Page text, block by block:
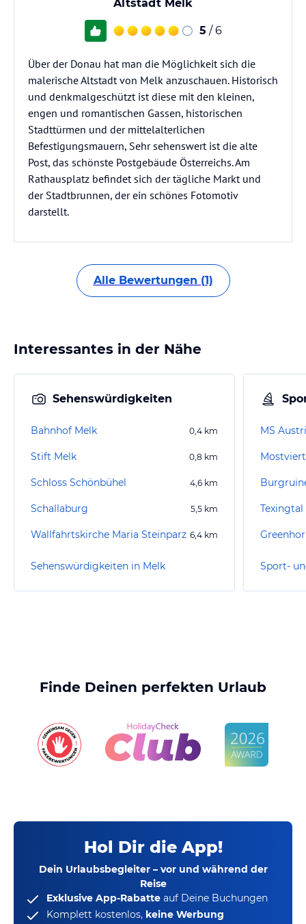
Altstadt Melk
5 / 6
Über der Donau hat man die Möglichkeit sich die
malerische Altstadt von Melk anzuschauen. Historisch
und denkmalgeschützt ist diese mit den kleinen,
engen und romantischen Gassen, historischen
Stadttürmen und der mittelalterlichen
Befestigungsmauern, Sehr sehenswert ist die alte
Post, das schönste Postgebäude Österreichs. Am
Rathausplatz befindet sich der tägliche Markt und
der Stadtbrunnen, der ein schönes Fotomotiv
darstellt.
Alle Bewertungen (1)
Interessantes in der Nähe
Sehenswürdigkeiten
Bahnhof Melk 0,4 km
Stift Melk 0,8 km
Schloss Schönbühel 4,6 km
Schallaburg 5,5 km
Wallfahrtskirche Maria Steinparz 6,4 km
Sehenswürdigkeiten in Melk
MS
Texingtal
Sport-
Finde Deinen perfekten Urlaub
Hol Dir die App!
Dein Urlaubsbegleiter – vor und während der
Reise
Exklusive App-Rabatte auf Deine Buchungen
Komplett kostenlos, keine Werbung